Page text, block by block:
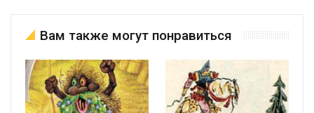
Вам также могут понравиться